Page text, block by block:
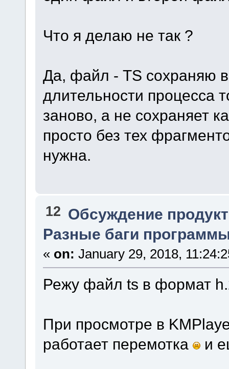
Что я делаю не так ?
Да, файл - TS сохраняю
длительности процесса
заново, а не сохраняет
просто без тех
нужна.
12 Обсуждение
Разные баги
« on: January 29, 2018,
Режу файл ts в формат
При просмотре в
работает перемотка
и